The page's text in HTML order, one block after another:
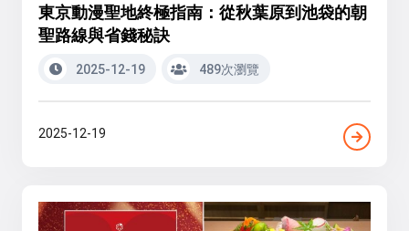
東京動漫聖地終極指南：從秋葉原到池袋的朝
聖路線與省錢秘訣
2025-12-19 489次瀏覽
2025-12-19